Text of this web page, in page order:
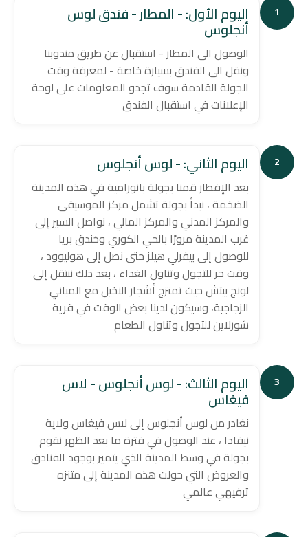
1 اليوم الأول: - المطار - فندق لوس
أنجلوس
الوصول الى المطار - استقبال عن طريق مندوبنا
ونقل الى الفندق بسيارة خاصة - لمعرفة وقت
الجولة القادمة سوف تجدو المعلومات على لوحة
الإعلانات في استقبال الفندق
2 اليوم الثاني: - لوس أنجلوس
بعد الإفطار قمنا بجولة بانورامية في هذه المدينة
الضخمة ، نبدأ بجولة تشمل مركز الموسيقى
والمركز المدني والمركز المالي ، نواصل السير إلى
غرب المدينة مرورًا بالحي الكوري وخندق بريا
للوصول إلى بيفرلي هيلز حتى نصل إلى هوليوود ،
وقت حر للتجول وتناول الغداء ، بعد ذلك ننتقل إلى
لونج بيتش حيث تمتزج أشجار النخيل مع المباني
الزجاجية، وسيكون لدينا بعض الوقت في قرية
شورلاين للتجول وتناول الطعام
3 اليوم الثالث: - لوس أنجلوس - لاس
فيغاس
نغادر من لوس أنجلوس إلى لاس فيغاس ولاية
نيفادا ، عند الوصول في فترة ما بعد الظهر نقوم
بجولة في وسط المدينة الذي يتمير بوجود الفنادق
والعروض التي حولت هذه المدينة إلى متنزه
ترفيهي عالمي